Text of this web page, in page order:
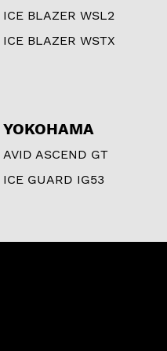
ICE BLAZER WSL2
ICE BLAZER WSTX
YOKOHAMA
AVID ASCEND GT
ICE GUARD IG53